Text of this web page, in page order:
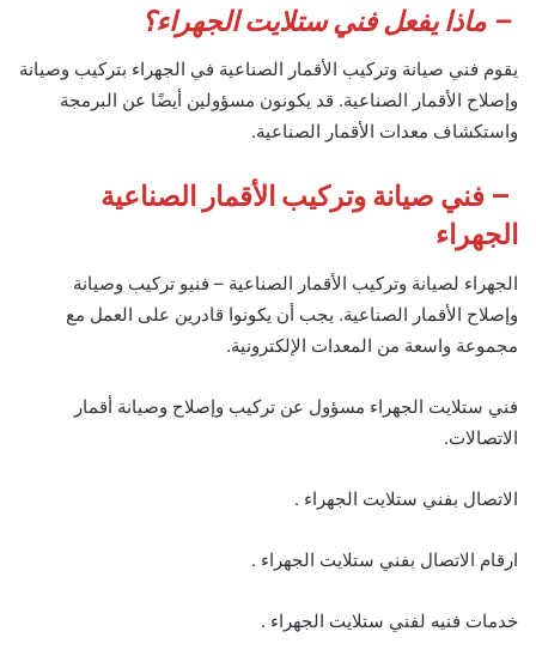
– ماذا يفعل فني ستلايت الجهراء؟
يقوم فني صيانة وتركيب الأقمار الصناعية في الجهراء بتركيب وصيانة
وإصلاح الأقمار الصناعية. قد يكونون مسؤولين أيضًا عن البرمجة
واستكشاف معدات الأقمار الصناعية.
– فني صيانة وتركيب الأقمار الصناعية
الجهراء
الجهراء لصيانة وتركيب الأقمار الصناعية – فنيو تركيب وصيانة
وإصلاح الأقمار الصناعية. يجب أن يكونوا قادرين على العمل مع
مجموعة واسعة من المعدات الإلكترونية.
فني ستلايت الجهراء مسؤول عن تركيب وإصلاح وصيانة أقمار
الاتصالات.
الاتصال بفني ستلايت الجهراء .
ارقام الاتصال بفني ستلايت الجهراء .
خدمات فنيه لفني ستلايت الجهراء .